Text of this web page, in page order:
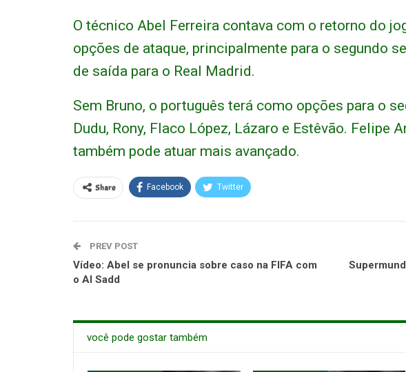
O técnico Abel Ferreira contava com o retorno do
opções de ataque, principalmente para o segundo
de saída para o Real Madrid.
Sem Bruno, o português terá como opções para o
Dudu, Rony, Flaco López, Lázaro e Estêvão. Felipe
também pode atuar mais avançado.
Share Facebook Twitter
PREV POST
Vídeo: Abel se pronuncia sobre caso na FIFA com
o Al Sadd
você pode gostar também